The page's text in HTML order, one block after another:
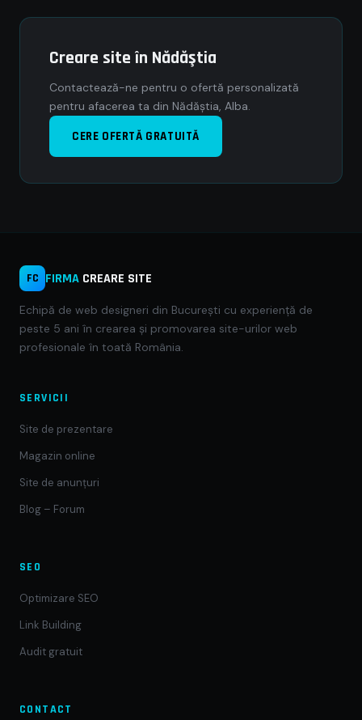
Creare site în Nădăştia
Contactează-ne pentru o ofertă personalizată
pentru afacerea ta din Nădăştia, Alba.
CERE OFERTĂ GRATUITĂ
FC FIRMA CREARE SITE
Echipă de web designeri din București cu experiență de
peste 5 ani în crearea și promovarea site-urilor web
profesionale în toată România.
SERVICII
Site de prezentare
Magazin online
Site de anunțuri
Blog – Forum
SEO
Optimizare SEO
Link Building
Audit gratuit
CONTACT